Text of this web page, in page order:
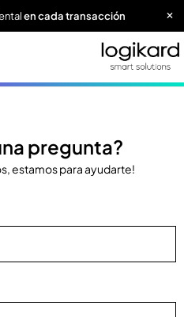
en cada transacción
pregunta?
estamos para ayudarte!